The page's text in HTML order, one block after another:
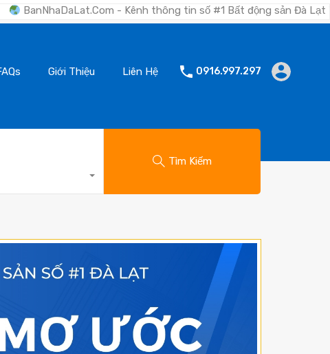
- Kênh thông tin số #1 Bất động sản Đà Lạt "Nơi bạn tìm
Giới Thiệu Liên Hệ 0916.997.297
Tìm Kiếm